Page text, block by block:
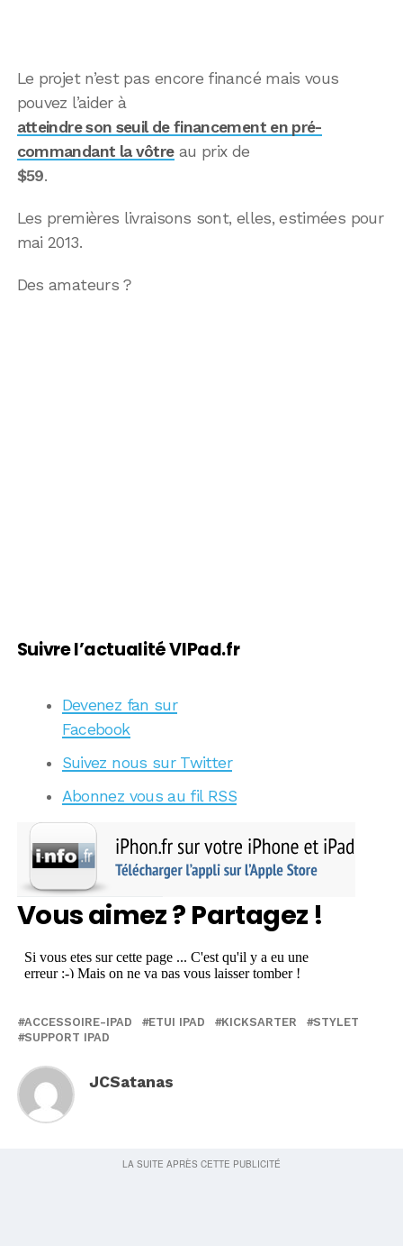
Le projet n’est pas encore financé mais vous
pouvez l’aider à
atteindre son seuil de financement en pré-
commandant la vôtreau prix de
$59.
Les premières livraisons sont, elles, estimées pour
mai 2013.
Des amateurs ?
Suivre l’actualité VIPad.fr
Devenez fan sur
Facebook
Suivez nous sur Twitter
Abonnez vous au fil RSS
Vous aimez ? Partagez !
ACCESSOIRE-IPAD ETUI IPAD KICKSARTER
STYLET
SUPPORT IPAD
JCSatanas